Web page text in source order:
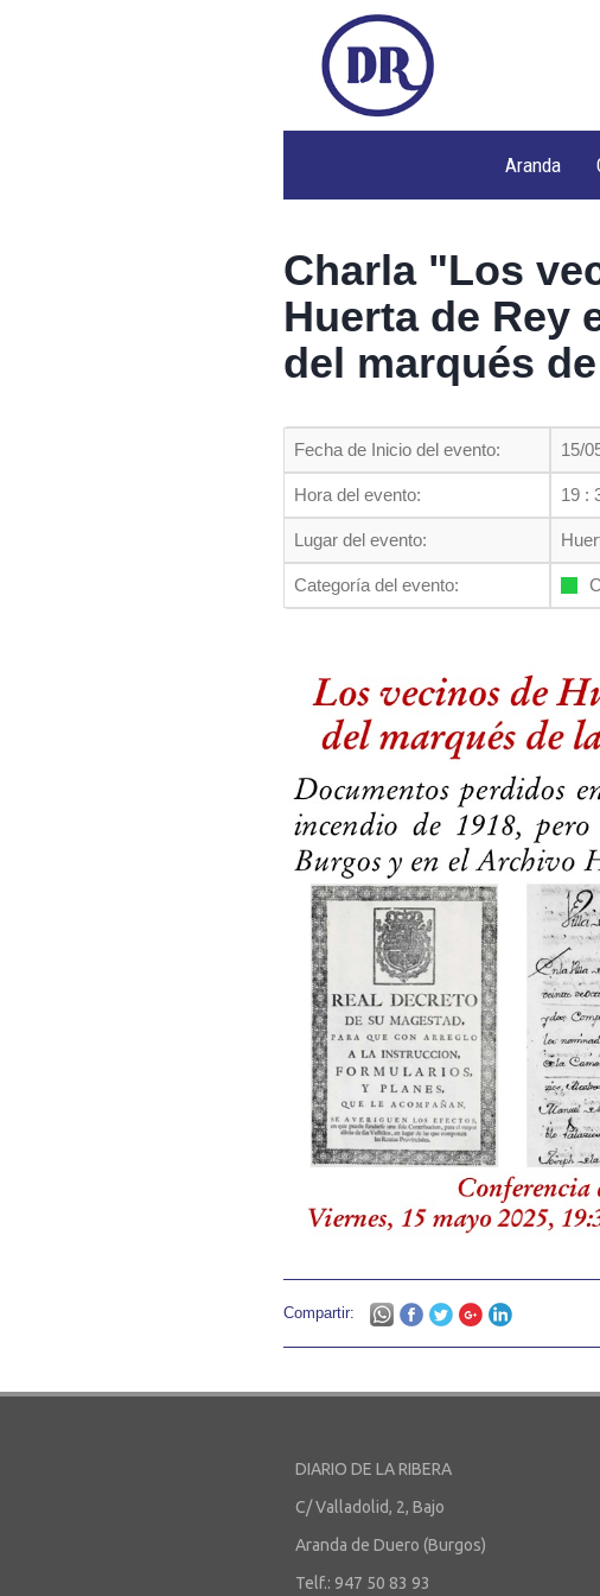
Aranda
Charla "Los
Huerta de Rey
del marqués
Fecha de Inicio del evento: 15/
Hora del evento: 19 :
Lugar del evento:
Categoría del evento:
Compartir:
DIARIO DE LA RIBERA
C/ Valladolid, 2, Bajo
Aranda de Duero (Burgos)
Telf.: 947 50 83 93